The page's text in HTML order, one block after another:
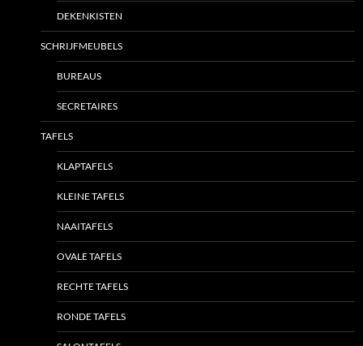
DEKENKISTEN
SCHRIJFMEUBELS
BUREAUS
SECRETAIRES
TAFELS
KLAPTAFELS
KLEINE TAFELS
NAAITAFELS
OVALE TAFELS
RECHTE TAFELS
RONDE TAFELS